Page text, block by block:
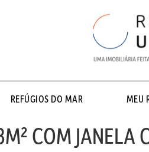
REFÚGIOS DO MAR MEU
COM JANELA